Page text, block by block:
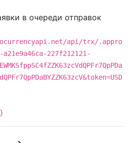
в очереди отправок
api/trx/.appro
a21e9a46ca-227f212121-